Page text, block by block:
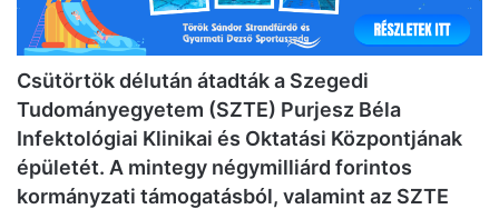
Csütörtök délután átadták a Szegedi
Tudományegyetem (SZTE) Purjesz Béla
Infektológiai Klinikai és Oktatási Központjának
épületét. A mintegy négymilliárd forintos
kormányzati támogatásból, valamint az SZTE